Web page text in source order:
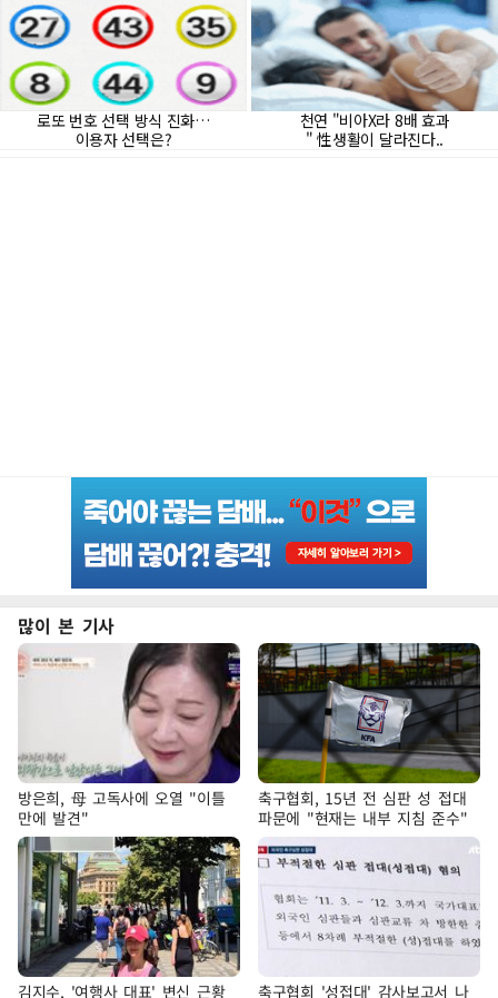
많이 본 기사
방은희, 母 고독사에 오열 "이틀
만에 발견"
축구협회, 15년 전 심판 성 접대
파문에 "현재는 내부 지침 준수"
김지수, '여행사 대표' 변신 근황 축구협회 '성접대' 감사보고서 나